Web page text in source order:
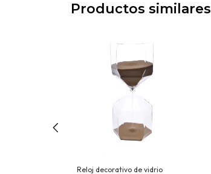
Productos similares
Reloj decorativo de vidrio